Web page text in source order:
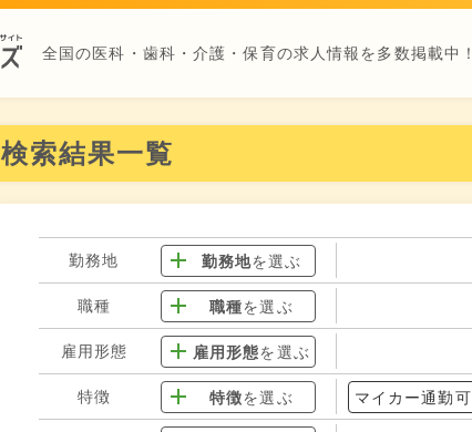
全国の医科・歯科・介護・保育の求人情報を多数掲載中！
検索結果一覧
勤務地 勤務地を選ぶ
職種 職種を選ぶ
雇用形態 雇用形態を選ぶ
特徴 特徴を選ぶ マイカー通勤可